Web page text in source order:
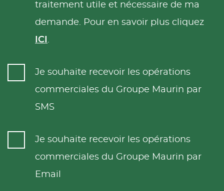
traitement utile et nécessaire de ma
demande. Pour en savoir plus cliquez
ICI .
Je souhaite recevoir les opérations
commerciales du Groupe Maurin par
SMS
Je souhaite recevoir les opérations
commerciales du Groupe Maurin par
Email